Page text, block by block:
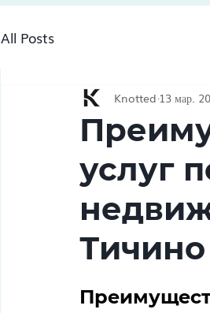
All Posts
услуг
Тичино
Knotted 13 мар.